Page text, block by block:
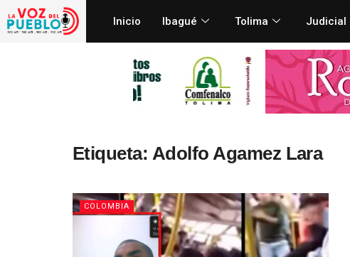
Inicio Ibagué Tolima Judicial
Etiqueta: Adolfo Agamez Lara
COLOMBIA